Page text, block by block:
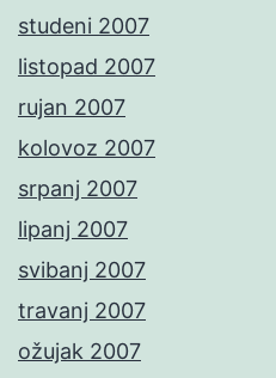
studeni 2007
listopad 2007
rujan 2007
kolovoz 2007
srpanj 2007
lipanj 2007
svibanj 2007
travanj 2007
ožujak 2007